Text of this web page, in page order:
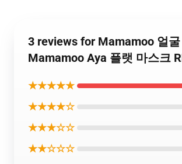
3 reviews for Mamamoo 얼
Mamamoo Aya 플랫 마스크
★★★★★
★★★★☆
★★★☆☆
★★☆☆☆